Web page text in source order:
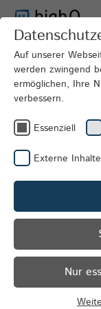
The
Auf unserer
werden zwingend
ermöglichen, Ihre
verbessern.
Essenziell
Externe Inhalte
Nur